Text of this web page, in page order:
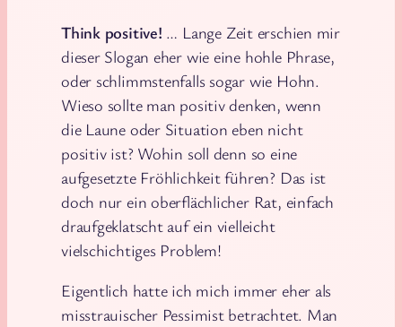
Think positive! … Lange Zeit erschien mir
dieser Slogan eher wie eine hohle Phrase,
oder schlimmstenfalls sogar wie Hohn.
Wieso sollte man positiv denken, wenn
die Laune oder Situation eben nicht
positiv ist? Wohin soll denn so eine
aufgesetzte Fröhlichkeit führen? Das ist
doch nur ein oberflächlicher Rat, einfach
draufgeklatscht auf ein vielleicht
vielschichtiges Problem!
Eigentlich hatte ich mich immer eher als
misstrauischer Pessimist betrachtet. Man